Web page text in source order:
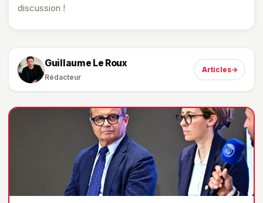
discussion !
Guillaume Le Roux
Rédacteur
Articles→